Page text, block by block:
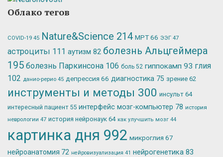
Облако тегов
COVID-19 45 Nature&Science 214 МРТ66 ЭЭГ 47
астроциты 111 аутизм 82 болезнь Альцгеймера
195 болезнь Паркинсона 106 боль 52 гиппокамп 93 глия
102 данио-рерио 45 депрессия 66 диагностика 75 зрение 62
инструменты и методы 300 инсульт 64
интересный пациент 55 интерфейс мозг-компьютер 78 история
неврологии 47 история нейронаук 64 как улучшить мозг 44
картинка дня 992 микроглия 67
нейроанатомия 72 нейровизуализация 41 нейрогенетика 83